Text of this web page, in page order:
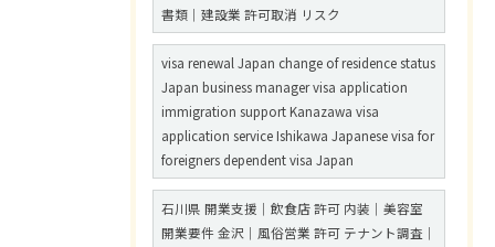
書類｜建設業 許可取消 リスク
visa renewal Japan change of residence status
Japan business manager visa application
immigration support Kanazawa visa
application service Ishikawa Japanese visa for
foreigners dependent visa Japan
石川県 開業支援｜飲食店 許可 内装｜美容室
開業要件 金沢｜風俗営業 許可 テナント調査｜